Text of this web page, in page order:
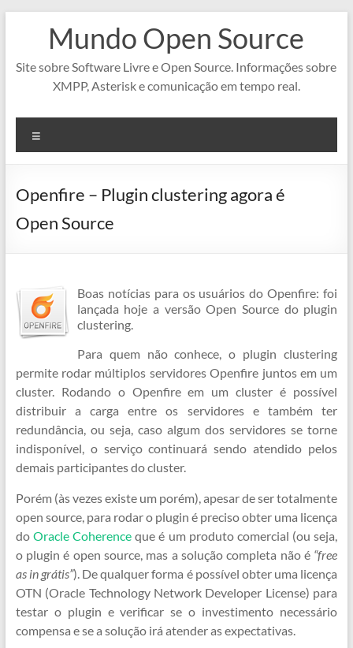
conteúdo
Mundo Open Source
Site sobre Software Livre e Open Source. Informações sobre
XMPP, Asterisk e comunicação em tempo real.
Openfire – Plugin clustering agora é
Open Source
Boas notícias para os usuários do Openfire: foi
lançada hoje a versão Open Source do plugin
clustering.
Para quem não conhece, o plugin clustering
permite rodar múltiplos servidores Openfire juntos em um
cluster. Rodando o Openfire em um cluster é possível
distribuir a carga entre os servidores e também ter
redundância, ou seja, caso algum dos servidores se torne
indisponível, o serviço continuará sendo atendido pelos
demais participantes do cluster.
Porém (às vezes existe um porém), apesar de ser totalmente
open source, para rodar o plugin é preciso obter uma licença
do Oracle Coherence que é um produto comercial (ou seja,
o plugin é open source, mas a solução completa não é “free
as in grátis”). De qualquer forma é possível obter uma licença
OTN (Oracle Technology Network Developer License) para
testar o plugin e verificar se o investimento necessário
compensa e se a solução irá atender as expectativas.